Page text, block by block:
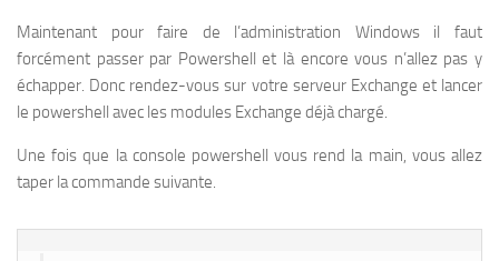
Maintenant pour faire de l’administration Windows il faut
forcément passer par Powershell et là encore vous n’allez pas y
échapper. Donc rendez-vous sur votre serveur Exchange et lancer
le powershell avec les modules Exchange déjà chargé.
Une fois que la console powershell vous rend la main, vous allez
taper la commande suivante.